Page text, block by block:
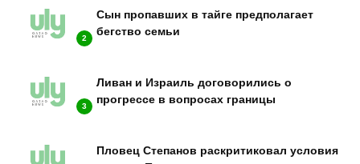
2
Сын пропавших в тайге предполагает
бегство семьи
3
Ливан и Израиль договорились о
прогрессе в вопросах границы
Пловец Степанов раскритиковал условия